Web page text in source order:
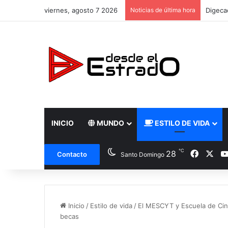
viernes, agosto 7 2026 Noticias de última hora
INICIO MUNDO ESTILO DE VIDA
Contacto Santo Domingo 28 ℃
Inicio / Estilo de vida / El MESCYT y Escuela de
becas